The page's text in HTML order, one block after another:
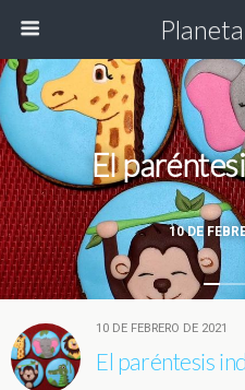
10 DE
El
10 DE FEBRERO DE 2021
El paréntesis